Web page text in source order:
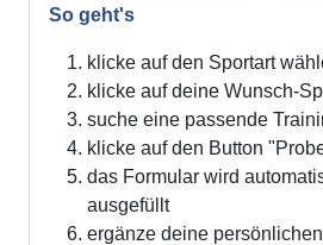
So geht's
klicke auf den Sportart
klicke auf deine Wunsch-
suche eine passende
klicke auf den Button
das Formular wird
ausgefüllt
ergänze deine